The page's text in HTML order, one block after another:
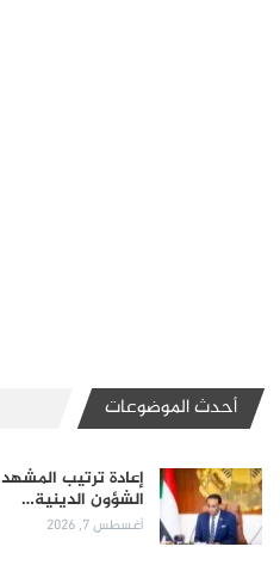
أحدث الموضوعات
إعادة ترتيب
الشؤون الدينية…
أغسطس 7, 2026